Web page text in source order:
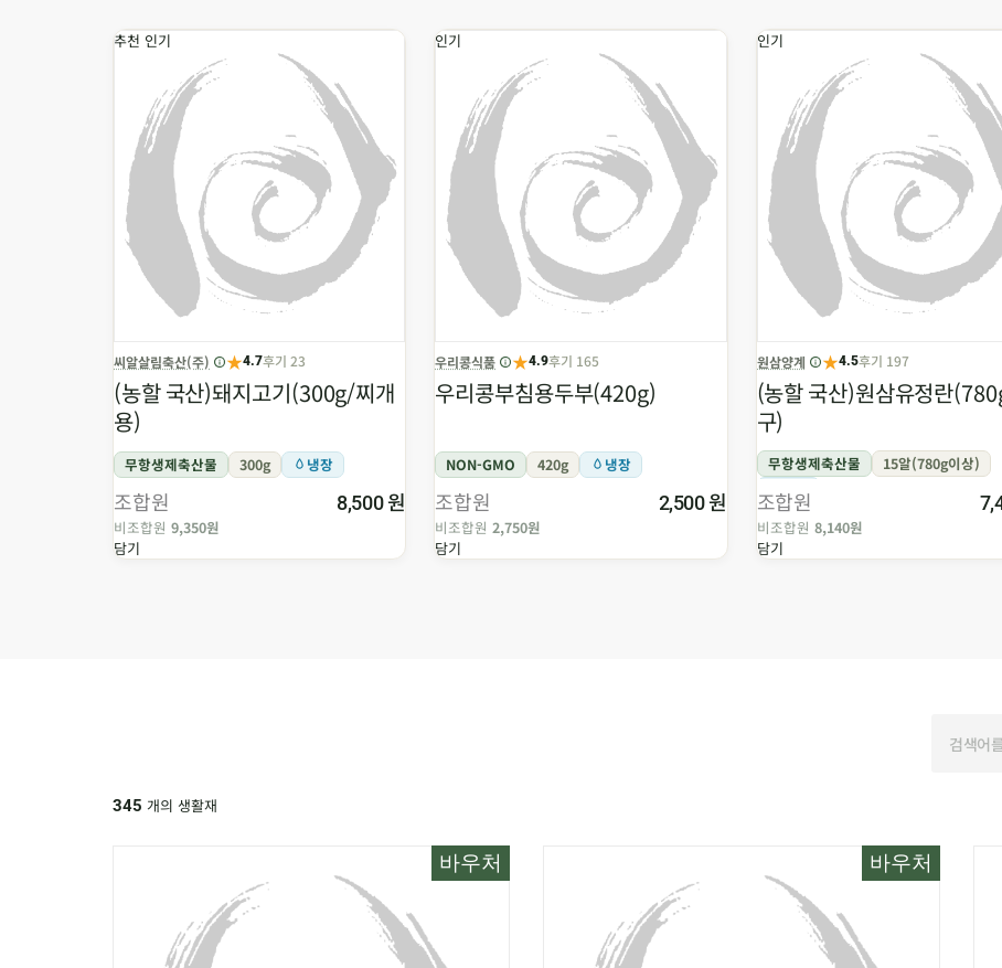
추천 인기
씨알살림축산(주) ★4.7후기 23
(농할 국산)돼지고기(300g/찌개
용)
무항생제축산물 300g 냉장
조합원 8,500원
비조합원 9,350원
담기
인기
우리콩식품 ★4.9후기 165
우리콩부침용두부(420g)
NON-GMO 420g 냉장
조합원 2,500원
비조합원2,750원
담기
인기
원삼양계 ★4.5후기 197
(농할 국산)원삼유정란
구)
무항생제축산물
15알(780g이상)
냉장
조합원
비조합원 8,140원
담기
345 개의 생활재
바우처 바우처